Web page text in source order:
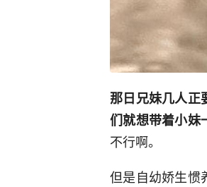
那日兄妹几人正
们就想带着小妹
不行啊。
但是自幼娇生惯